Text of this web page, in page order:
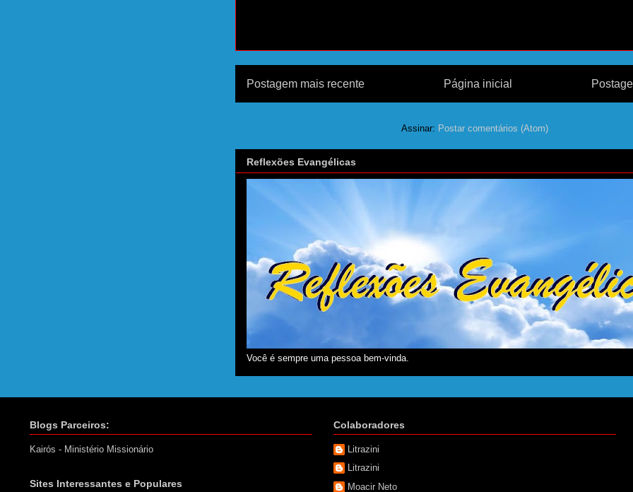
Postagem mais recente Página inicial
Assinar: Postar comentários (Atom)
Reflexões Evangélicas
Você é sempre uma pessoa bem-vinda.
Blogs Parceiros:
Kairós - Ministério Missionário
Sites Interessantes e Populares
Colaboradores
Litrazini
Litrazini
Moacir Neto